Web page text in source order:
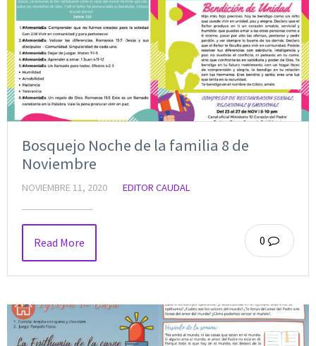
Bosquejo Noche de la familia 8 de
Noviembre
NOVIEMBRE 11, 2020 EDITOR CAUDAL
0
Read More